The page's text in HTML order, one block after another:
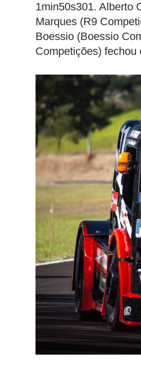
1min50s301. Alberto
Marques (R9
Boessio (Boessio
Competições) fechou